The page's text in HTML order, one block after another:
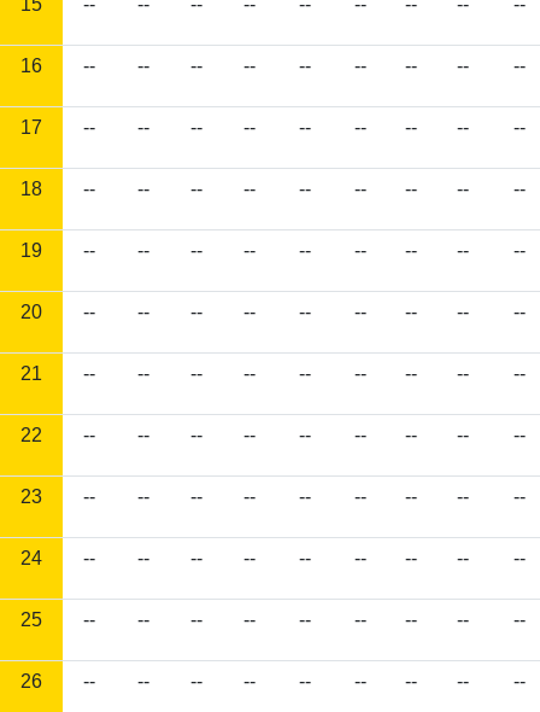
15 -- -- -- -- -- -- -- -- --
16 -- -- -- -- -- -- -- -- --
17 -- -- -- -- -- -- -- -- --
18 -- -- -- -- -- -- -- -- --
19 -- -- -- -- -- -- -- -- --
20 -- -- -- -- -- -- -- -- --
21 -- -- -- -- -- -- -- -- --
22 -- -- -- -- -- -- -- -- --
23 -- -- -- -- -- -- -- -- --
24 -- -- -- -- -- -- -- -- --
25 -- -- -- -- -- -- -- -- --
26 -- -- -- -- -- -- -- -- --